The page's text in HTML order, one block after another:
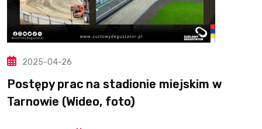
2025-04-26
Postępy prac na stadionie miejskim w
Tarnowie (Wideo, foto)